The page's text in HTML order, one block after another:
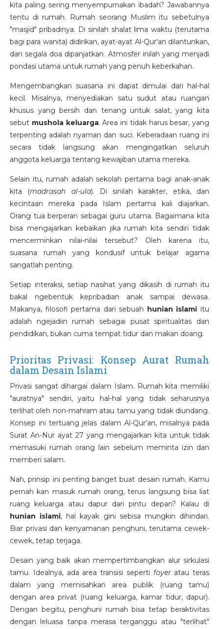
kita paling sering menyempurnakan ibadah? Jawabannya
tentu di rumah. Rumah seorang Muslim itu sebetulnya
"masjid" pribadinya. Di sinilah shalat lima waktu (terutama
bagi para wanita) didirikan, ayat-ayat Al-Qur'an dilantunkan,
dan segala doa dipanjatkan. Atmosfer inilah yang menjadi
pondasi utama untuk rumah yang penuh keberkahan.
Mengembangkan suasana ini dapat dimulai dari hal-hal
kecil. Misalnya, menyediakan satu sudut atau ruangan
khusus yang bersih dan tenang untuk salat, yang kita
sebut mushola keluarga. Area ini tidak harus besar, yang
terpenting adalah nyaman dan suci. Keberadaan ruang ini
secara tidak langsung akan mengingatkan seluruh
anggota keluarga tentang kewajiban utama mereka.
Selain itu, rumah adalah sekolah pertama bagi anak-anak
kita (madrasah al-ula). Di sinilah karakter, etika, dan
kecintaan mereka pada Islam pertama kali diajarkan.
Orang tua berperan sebagai guru utama. Bagaimana kita
bisa mengajarkan kebaikan jika rumah kita sendiri tidak
mencerminkan nilai-nilai tersebut? Oleh karena itu,
suasana rumah yang kondusif untuk belajar agama
sangatlah penting.
Setiap interaksi, setiap nasihat yang dikasih di rumah itu
bakal ngebentuk kepribadian anak sampai dewasa.
Makanya, filosofi pertama dari sebuah hunian islami itu
adalah ngejadiin rumah sebagai pusat spiritualitas dan
pendidikan, bukan cuma tempat tidur dan makan doang.
Prioritas Privasi: Konsep Aurat Rumah
dalam Desain Islami
Privasi sangat dihargai dalam Islam. Rumah kita memiliki
"auratnya" sendiri, yaitu hal-hal yang tidak seharusnya
terlihat oleh non-mahram atau tamu yang tidak diundang.
Konsep ini tertuang jelas dalam Al-Qur'an, misalnya pada
Surat An-Nur ayat 27 yang mengajarkan kita untuk tidak
memasuki rumah orang lain sebelum meminta izin dan
memberi salam.
Nah, prinsip ini penting banget buat desain rumah. Kamu
pernah kan masuk rumah orang, terus langsung bisa liat
ruang keluarga atau dapur dari pintu depan? Kalau di
hunian islami, hal kayak gini sebisa mungkin dihindari.
Biar privasi dan kenyamanan penghuni, terutama cewek-
cewek, tetap terjaga.
Desain yang baik akan mempertimbangkan alur sirkulasi
tamu. Idealnya, ada area transisi seperti foyeratau teras
dalam yang memisahkan area publik (ruang tamu)
dengan area privat (ruang keluarga, kamar tidur, dapur).
Dengan begitu, penghuni rumah bisa tetap beraktivitas
dengan leluasa tanpa merasa terganggu atau "terlihat"